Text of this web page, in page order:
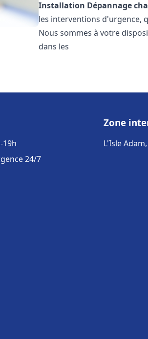
Installation Dépannage
les interventions d'urgence,
Nous sommes à votre
dans les
19h
24/7
Zone
L'Isle